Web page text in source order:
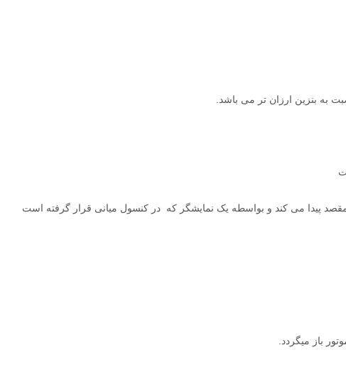
به بنزین ارزان تر می باشد.
پیدا می کند و بواسطه یک نمایشگر که در کنسول میانی قرار گرفته است
باز میگردد